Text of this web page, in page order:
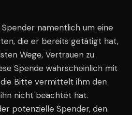
namentlich um eine
die er bereits getätigt hat,
Wege, Vertrauen zu
Spende wahrscheinlich mit
Bitte vermittelt ihm den
nicht beachtet hat.
potenzielle Spender, den